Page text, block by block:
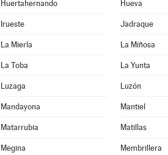
Huertahernando Hueva
Irueste Jadraque
La Mierla La Miñosa
La Toba La Yunta
Luzaga Luzón
Mandayona Mantiel
Matarrubia Matillas
Megina Membrillera